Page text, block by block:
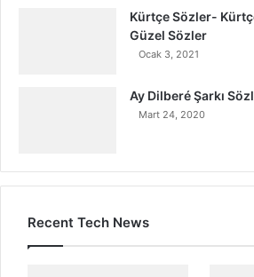
Kürtçe Sözler-
Güzel Sözler
Ocak 3, 2021
Ay Dilberé Şarkı
Mart 24, 2020
Recent Tech News